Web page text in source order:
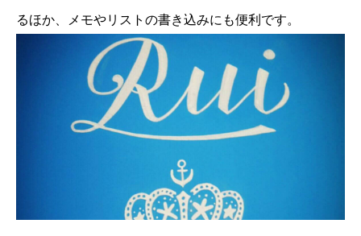
るほか、メモやリストの書き込みにも便利です。